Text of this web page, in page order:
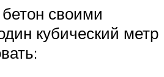
своими
кубический метр